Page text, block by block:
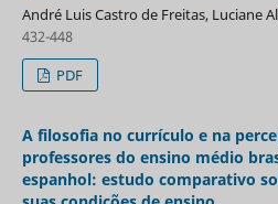
André Luis Castro de Freitas, Luciane
432-448
PDF
A filosofia no currículo e na
professores do ensino médio
espanhol: estudo comparativo